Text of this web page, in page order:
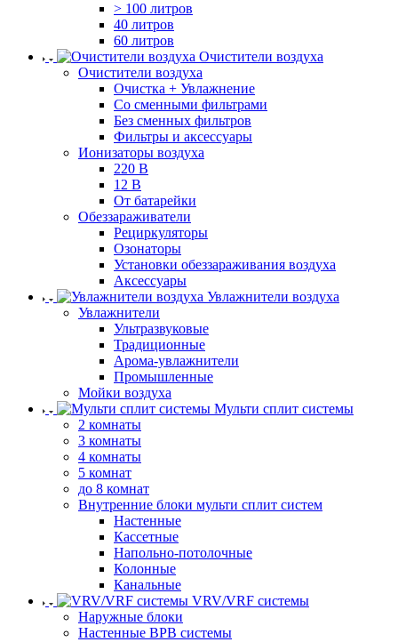
> 100 литров
40 литров
60 литров
Очистители воздуха
Очистители воздуха
Очистка + Увлажнение
Cо сменными фильтрами
Без сменных фильтров
Фильтры и аксессуары
Ионизаторы воздуха
220 В
12 В
От батарейки
Обеззараживатели
Рециркуляторы
Озонаторы
Установки обеззараживания воздуха
Аксессуары
Увлажнители воздуха
Увлажнители
Ультразвуковые
Традиционные
Арома-увлажнители
Промышленные
Мойки воздуха
Мульти сплит системы
2 комнаты
3 комнаты
4 комнаты
5 комнат
до 8 комнат
Внутренние блоки мульти сплит систем
Настенные
Кассетные
Напольно-потолочные
Колонные
Канальные
VRV/VRF системы
Наружные блоки
Настенные ВРВ системы